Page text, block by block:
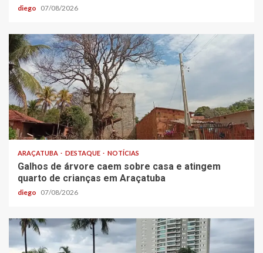
diego 07/08/2026
ARAÇATUBA DESTAQUE NOTÍCIAS
Galhos de árvore caem sobre casa e atingem
quarto de crianças em Araçatuba
diego 07/08/2026